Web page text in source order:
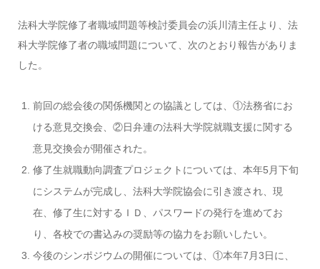
法科大学院修了者職域問題等検討委員会の浜川清主任より、法
科大学院修了者の職域問題について、次のとおり報告がありま
した。
前回の総会後の関係機関との協議としては、①法務省にお
ける意見交換会、②日弁連の法科大学院就職支援に関する
意見交換会が開催された。
修了生就職動向調査プロジェクトについては、本年5月下旬
にシステムが完成し、法科大学院協会に引き渡され、現
在、修了生に対するＩＤ、パスワードの発行を進めてお
り、各校での書込みの奨励等の協力をお願いしたい。
今後のシンポジウムの開催については、①本年7月3日に、